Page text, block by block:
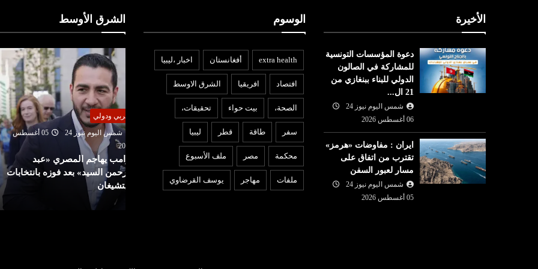
الأخيرة
دعوة المؤسسات التونسية
للمشاركة في الصالون
الدولي للبناء ببنغازي من
21 ال...
شمس اليوم نيوز 24
06 أغسطس 2026
ايران : مفاوضات «هرمز»
تقترب من اتفاق على
مسار لعبور السفن
شمس اليوم نيوز 24
05 أغسطس 2026
الوسوم
extra health أفغانستان اخبار ،ليبيا
افتصاد افريقيا الشرق الاوسط
الصحة، بيت حواء تحقيقات،
سفر طاقة قطر ليبيا
محكمة مصر ملف الأسبوع
ملفات مهاجر يوسف القرضاوي
الشرق الأوسط
05 أغسطس
شمس اليوم نيوز 24
05 أغسطس
2026
لندن : طعن 4 أشخاص وإيقاف
مشتبه بها
عربي ودولي
شمس اليوم نيوز 24
2026
ترامب يهاجم المصري «عبد
الرحمن السيد» بعد فوزه بانتخابات
ميتشيغان
اقتصاد
شمس اليوم نيوز 24
05
2026
السوق السعودية تواصل
بدعم من الشركات الكبرى